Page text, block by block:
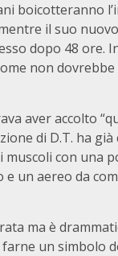
boicotteranno
il suo
dopo 48 ore.
non dovrebbe
aver accolto
di D.T. ha
muscoli con una
e un aereo da
ma è
un simbolo